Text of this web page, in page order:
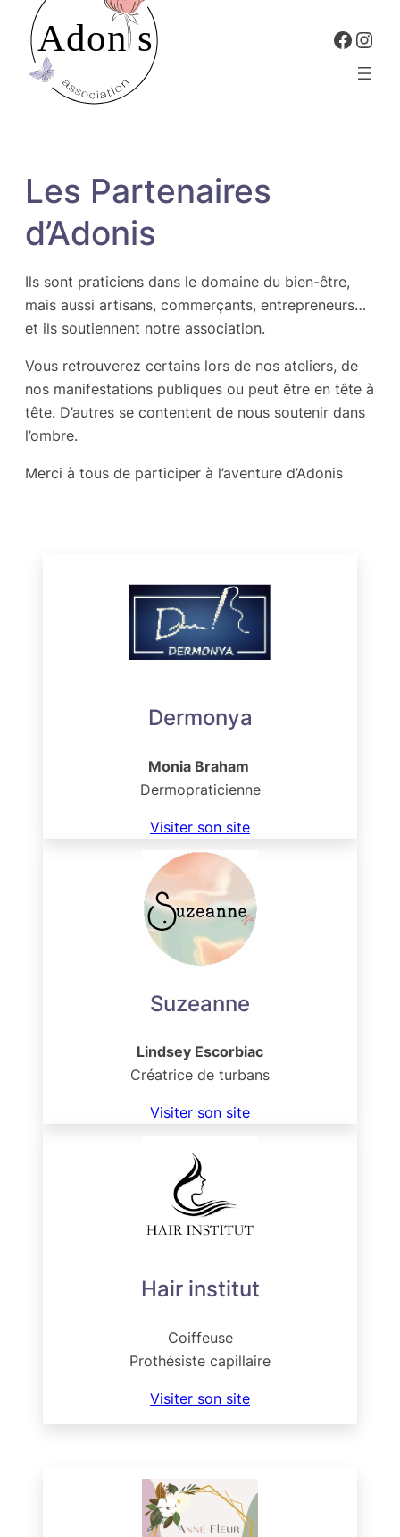
contenu
Les Partenaires
d’Adonis
Ils sont praticiens dans le domaine du bien-être,
mais aussi artisans, commerçants, entrepreneurs…
et ils soutiennent notre association.
Vous retrouverez certains lors de nos ateliers, de
nos manifestations publiques ou peut être en tête à
tête. D’autres se contentent de nous soutenir dans
l’ombre.
Merci à tous de participer à l’aventure d’Adonis
Dermonya
Monia Braham
Dermopraticienne
Visiter son site
Suzeanne
Lindsey Escorbiac
Créatrice de turbans
Visiter son site
Hair institut
Coiffeuse
Prothésiste capillaire
Visiter son site